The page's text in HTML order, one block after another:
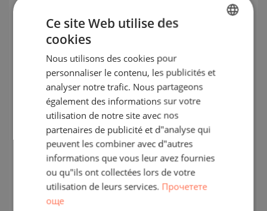
Appartements familiaux confortables
dans les bâtiments modernes Terra
Woods, Dubai Expo City
DUBAI EXPO CITY / DUBAI / ÉMIRAT DE DUBAÏ /
EAU
CARTE
377 426
GERMAN
ROMANIAN
Ce site Web utilise des
cookies
Nous utilisons des cookies pour
personnaliser le contenu, les publicités et
analyser notre trafic. Nous partageons
également des informations sur votre
utilisation de notre site avec nos
partenaires de publicité et d"analyse qui
peuvent les combiner avec d"autres
informations que vous leur avez fournies
ou qu"ils ont collectées lors de votre
utilisation de leurs services. Прочетете
още